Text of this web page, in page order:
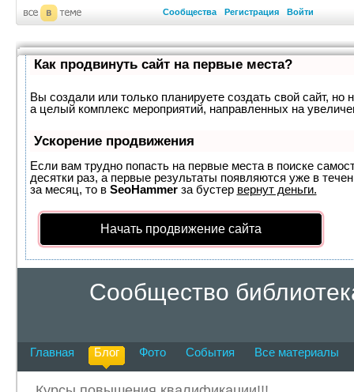
Сообщества Регистрация Войти
Как продвинуть сайт на первые места?
Вы создали или только планируете создать свой сайт, но
а целый комплекс мероприятий, направленных на
Ускорение продвижения
Если вам трудно попасть на первые места в поиске
десятки раз, а первые результаты появляются уже в
за месяц, то в SeoHammerза бустер вернут деньги.
Начать продвижение сайта
Сообщество
Главная Блог Фото События Все материалы